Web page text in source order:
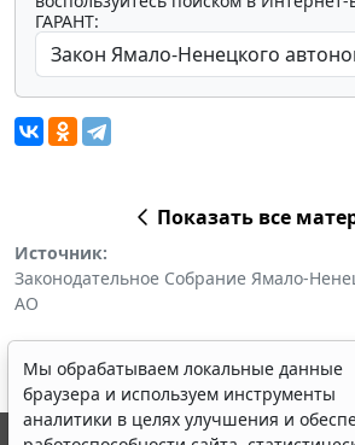
ГАРАНТ:
Показать все
Источник:
Законодательное Собрание Ямало-
АО
Мы обрабатываем локальные данные
браузера и используем инструменты
аналитики в целях улучшения и